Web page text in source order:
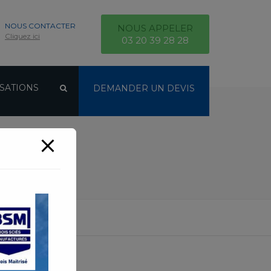
NOUS CONTACTER
Cliquez ici
NOUS APPELER
03 20 39 28 28
DEMANDER UN DEVIS